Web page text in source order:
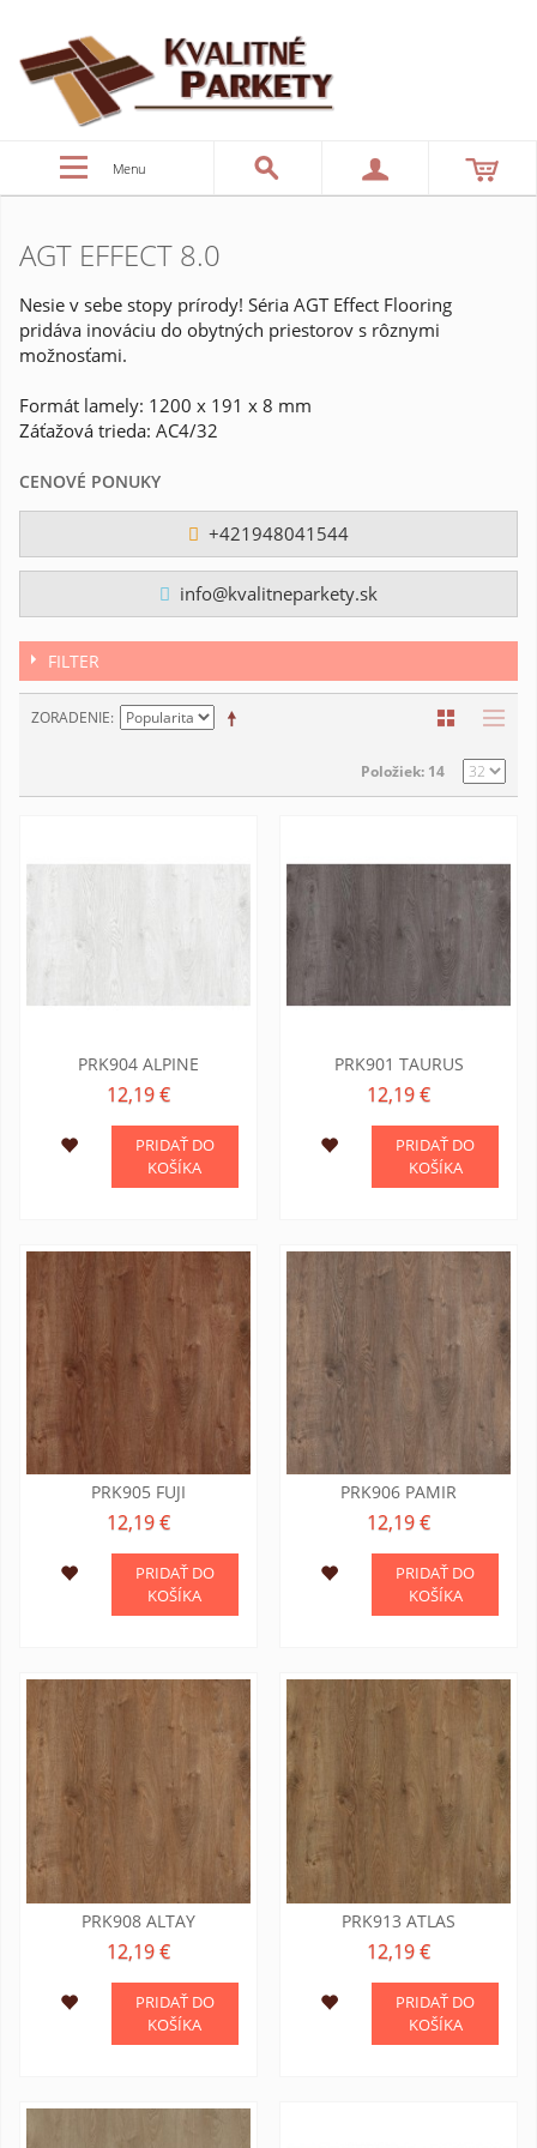
Menu
AGT EFFECT 8.0
Nesie v sebe stopy prírody! Séria AGT Effect Flooring
pridáva inováciu do obytných priestorov s rôznymi
možnosťami.
Formát lamely: 1200 x 191 x 8 mm
Záťažová trieda: AC4/32
CENOVÉ PONUKY
+421948041544
info@kvalitneparkety.sk
FILTER
ZORADENIE
Položiek: 14
PRK904 ALPINE
12,19 €
PRIDAŤ DO
KOŠÍKA
PRK901 TAURUS
12,19 €
PRIDAŤ DO
KOŠÍKA
PRK905 FUJI
12,19 €
PRIDAŤ DO
KOŠÍKA
PRK906 PAMIR
12,19 €
PRIDAŤ DO
KOŠÍKA
PRK908 ALTAY
12,19 €
PRIDAŤ DO
KOŠÍKA
PRK913 ATLAS
12,19 €
PRIDAŤ DO
KOŠÍKA